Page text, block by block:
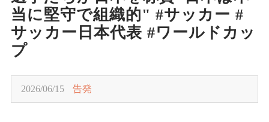
当に堅守で組織的" #サッカー #
サッカー日本代表 #ワールドカッ
プ
2026/06/15 告発